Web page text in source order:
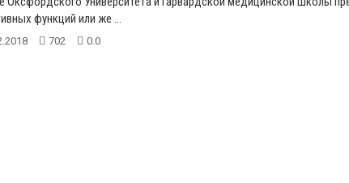
функций или же ...
702 0.0